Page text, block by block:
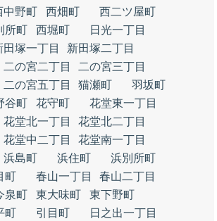
中野町 西畑町
西二ツ屋町
所町 西堀町
日光一丁目
田塚一丁目
新田塚二丁目
二の宮二丁目
二の宮三丁目
二の宮五丁目 猫瀬町
羽坂町
谷町 花守町
花堂東一丁目
花堂北一丁目
花堂北二丁目
花堂中二丁目
花堂南一丁目
浜島町 浜住町
浜別所町
町 春山一丁目
春山二丁目
泉町 東大味町
東下野町
町 引目町
日之出一丁目